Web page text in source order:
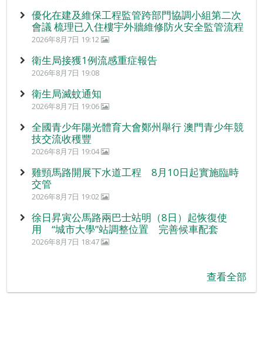
優化在建及維保工程監管跨部門協調小組第二次
會議 梳理已入住樓宇外牆維修防火安全監管流程
2026年8月7日 19:12
衛生局接獲1例流感重症報告
2026年8月7日 19:08
衛生局滅蚊通知
2026年8月7日 19:06
全國青少年陽光體育大會鄭州舉行 澳門青少年競
技交流收穫豐
2026年8月7日 19:04
雞頸馬路開展下水道工程 8月10日起實施臨時
交管
2026年8月7日 19:02
徐日昇寅公馬路兩巴士站明（8日）起恢復使
用 “城市大學”站調整位置 完善候車配套
2026年8月7日 18:47
查看全部